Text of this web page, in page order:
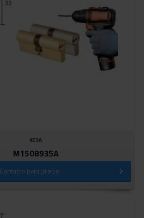
KESA
M1508935A
Contacte para precio